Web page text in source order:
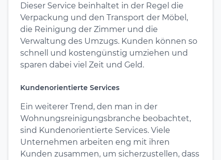
Dieser Service beinhaltet in der Regel die
Verpackung und den Transport der Möbel,
die Reinigung der Zimmer und die
Verwaltung des Umzugs. Kunden können so
schnell und kostengünstig umziehen und
sparen dabei viel Zeit und Geld.
Kundenorientierte Services
Ein weiterer Trend, den man in der
Wohnungsreinigungsbranche beobachtet,
sind Kundenorientierte Services. Viele
Unternehmen arbeiten eng mit ihren
Kunden zusammen, um sicherzustellen, dass